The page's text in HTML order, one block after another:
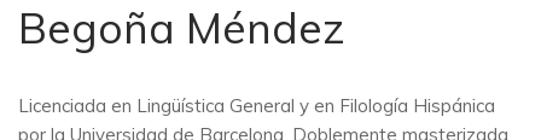
Begoña Méndez
Licenciada en Lingüística General y en Filología Hispánica
por la Universidad de Barcelona. Doblemente masterizada